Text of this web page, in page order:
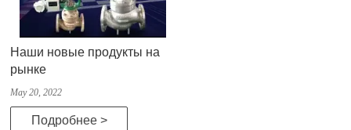
Наши новые продукты на
рынке
May 20, 2022
Подробнее >